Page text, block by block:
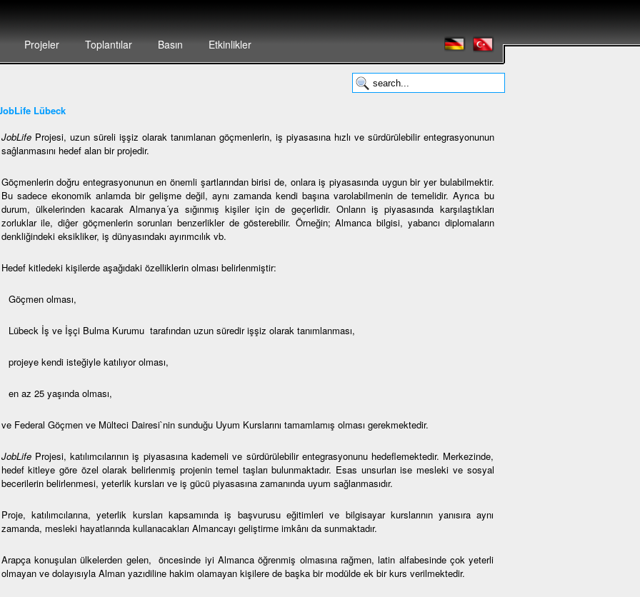
Projeler Toplantılar Basın Etkinlikler
Lübeck
JobLifeProjesi, uzun süreli işşiz olarak tanımlanan göçmenlerin, iş piyasasına hızlı ve sürdürülebilir entegrasyonunun
saĝlanmasını hedef alan bir projedir.
Göçmenlerin doğru entegrasyonunun en önemli şartlarından birisi de, onlara iş piyasasında uygun bir yer bulabilmektir.
Bu sadece ekonomik anlamda bir gelişme değil, aynı zamanda kendi başına varolabilmenin de temelidir. Ayrıca bu
durum, ülkelerinden kacarak Almanya´ya sığınmış kişiler için de geçerlidir. Onların iş piyasasında karşılaştıkları
zorluklar ile, diĝer göçmenlerin sorunları benzerlikler de gösterebilir. Örneğin; Almanca bilgisi, yabancı diplomaların
denkliğindeki eksikliker, iş dünyasındakı ayırımcılık vb.
Hedef kitledeki kişilerde aşağıdaki özelliklerin olması belirlenmiştir:
Göçmen olması,
Lübeck İş ve İşçi Bulma Kurumu tarafından uzun süredir işşiz olarak tanımlanması,
projeye kendi isteğiyle katılıyor olması,
en az 25 yaşında olması,
ve Federal Göçmen ve Mülteci Dairesi`nin sunduğu Uyum Kurslarını tamamlamış olması gerekmektedir.
JobLifeProjesi, katılımcılarının iş piyasasına kademeli ve sürdürülebilir entegrasyonunu hedeflemektedir. Merkezinde,
hedef kitleye göre özel olarak belirlenmiş projenin temel taşları bulunmaktadır. Esas unsurları ise mesleki ve sosyal
becerilerin belirlenmesi, yeterlik kursları ve iş gücü piyasasına zamanında uyum sağlanmasıdır.
Proje, katılımcılarına, yeterlik kursları kapsamında iş başvurusu eğitimleri ve bilgisayar kurslarının yanısıra aynı
zamanda, mesleki hayatlarında kullanacakları Almancayı geliştirme imkânı da sunmaktadır.
Arapça konuşulan ülkelerden gelen, öncesinde iyi Almanca öğrenmiş olmasına rağmen, latin alfabesinde çok yeterli
olmayan ve dolayısıyla Alman yazıdiline hakim olamayan kişilere de başka bir modülde ek bir kurs verilmektedir.